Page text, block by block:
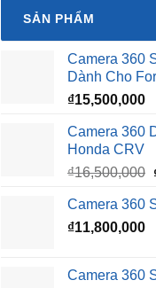
SẢN PHẨM
Camera 360
Dành Cho
₫15,500,000
Camera 360
Honda CRV
₫16,500,000
Camera 360
₫11,800,000
Camera 360